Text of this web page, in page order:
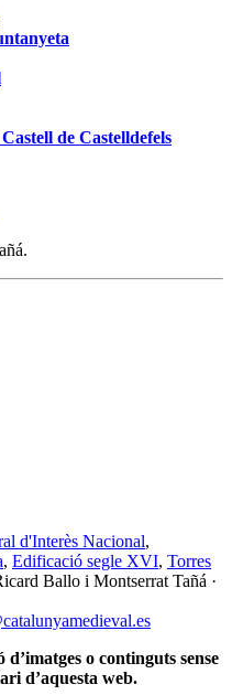
de Castelldefels
d'Interès Nacional,
, Edificació segle XVI, Torres
Ballo i Montserrat Tañá ·
o continguts sense
d’aquesta web.